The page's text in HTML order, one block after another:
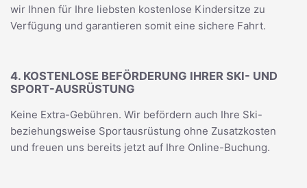
wir Ihnen für Ihre liebsten kostenlose Kindersitze zu
Verfügung und garantieren somit eine sichere Fahrt.
4. KOSTENLOSE BEFÖRDERUNG IHRER SKI- UND
SPORT-AUSRÜSTUNG
Keine Extra-Gebühren. Wir befördern auch Ihre Ski-
beziehungsweise Sportausrüstung ohne Zusatzkosten
und freuen uns bereits jetzt auf Ihre Online-Buchung.